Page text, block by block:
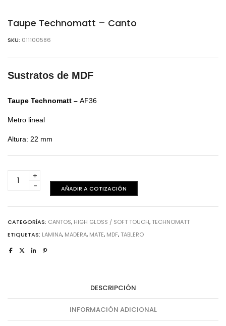
Taupe Technomatt – Canto
SKU: 011100586
Sustratos de MDF
Taupe Technomatt – AF36
Metro lineal
Altura: 22 mm
Technomatt
cantidad
AÑADIR A COTIZACIÓN
CATEGORÍAS: CANTOS, HIGH GLOSS / SOFT TOUCH, TECHNOMATT
ETIQUETAS: LAMINA, MADERA, MATE, MDF, TABLERO
DESCRIPCIÓN
INFORMACIÓN ADICIONAL